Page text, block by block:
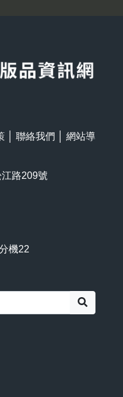
聯絡我們
網站導
路209號
機22